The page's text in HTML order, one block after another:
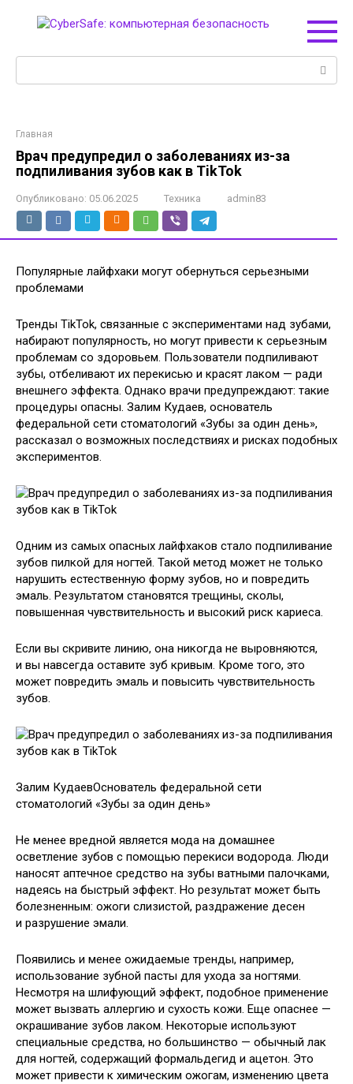
Главная
Врач предупредил о заболеваниях из-за
подпиливания зубов как в TikTok
Опубликовано: 05.06.2025 Техника admin83
Популярные лайфхаки могут обернуться серьезными
проблемами
Тренды TikTok, связанные с экспериментами над зубами,
набирают популярность, но могут привести к серьезным
проблемам со здоровьем. Пользователи подпиливают
зубы, отбеливают их перекисью и красят лаком — ради
внешнего эффекта. Однако врачи предупреждают: такие
процедуры опасны. Залим Кудаев, основатель
федеральной сети стоматологий «Зубы за один день»,
рассказал о возможных последствиях и рисках подобных
экспериментов.
Одним из самых опасных лайфхаков стало подпиливание
зубов пилкой для ногтей. Такой метод может не только
нарушить естественную форму зубов, но и повредить
эмаль. Результатом становятся трещины, сколы,
повышенная чувствительность и высокий риск кариеса.
Если вы скривите линию, она никогда не выровняются,
и вы навсегда оставите зуб кривым. Кроме того, это
может повредить эмаль и повысить чувствительность
зубов.
Залим КудаевОснователь федеральной сети
стоматологий «Зубы за один день»
Не менее вредной является мода на домашнее
осветление зубов с помощью перекиси водорода. Люди
наносят аптечное средство на зубы ватными палочками,
надеясь на быстрый эффект. Но результат может быть
болезненным: ожоги слизистой, раздражение десен
и разрушение эмали.
Появились и менее ожидаемые тренды, например,
использование зубной пасты для ухода за ногтями.
Несмотря на шлифующий эффект, подобное применение
может вызвать аллергию и сухость кожи. Еще опаснее —
окрашивание зубов лаком. Некоторые используют
специальные средства, но большинство — обычный лак
для ногтей, содержащий формальдегид и ацетон. Это
может привести к химическим ожогам, изменению цвета